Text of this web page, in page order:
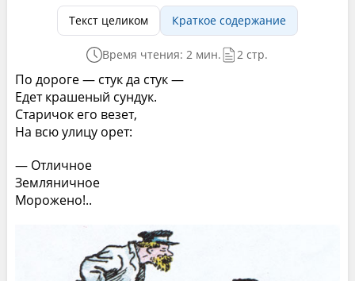
Текст целиком Краткое содержание
Время чтения: 2 мин. 2 стр.
По дороге — стук да стук —
Едет крашеный сундук.
Старичок его везет,
На всю улицу орет:
— Отличное
Земляничное
Морожено!..